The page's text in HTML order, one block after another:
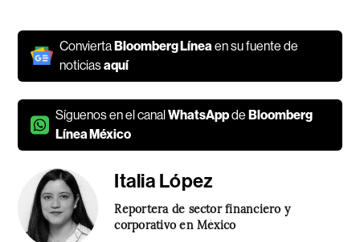
ConviertaBloomberg Línea en su fuente de
noticiasaquí
Síguenos en el canalWhatsAppdeBloomberg
Línea México
Italia López
Reportera de sector financiero y
corporativo en México